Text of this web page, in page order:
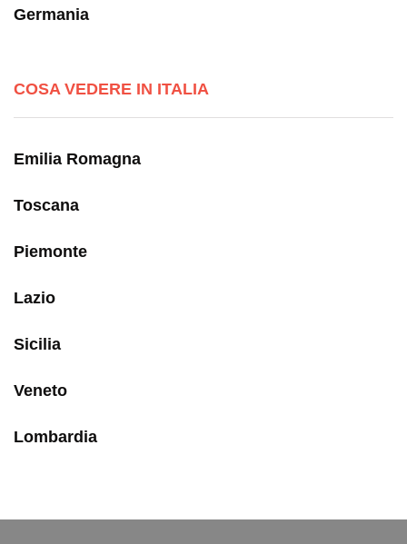
Germania
COSA VEDERE IN ITALIA
Emilia Romagna
Toscana
Piemonte
Lazio
Sicilia
Veneto
Lombardia